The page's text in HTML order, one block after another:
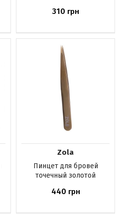
310 грн
Купить
Zola
Пинцет для бровей
точечный золотой
440 грн